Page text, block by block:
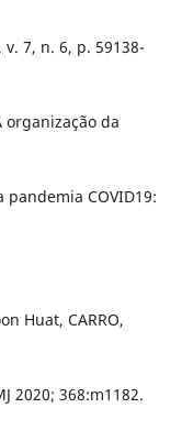
7, n. 6, p. 59138-
organização da
COVID19:
Huat, CARRO,
2020; 368:m1182.